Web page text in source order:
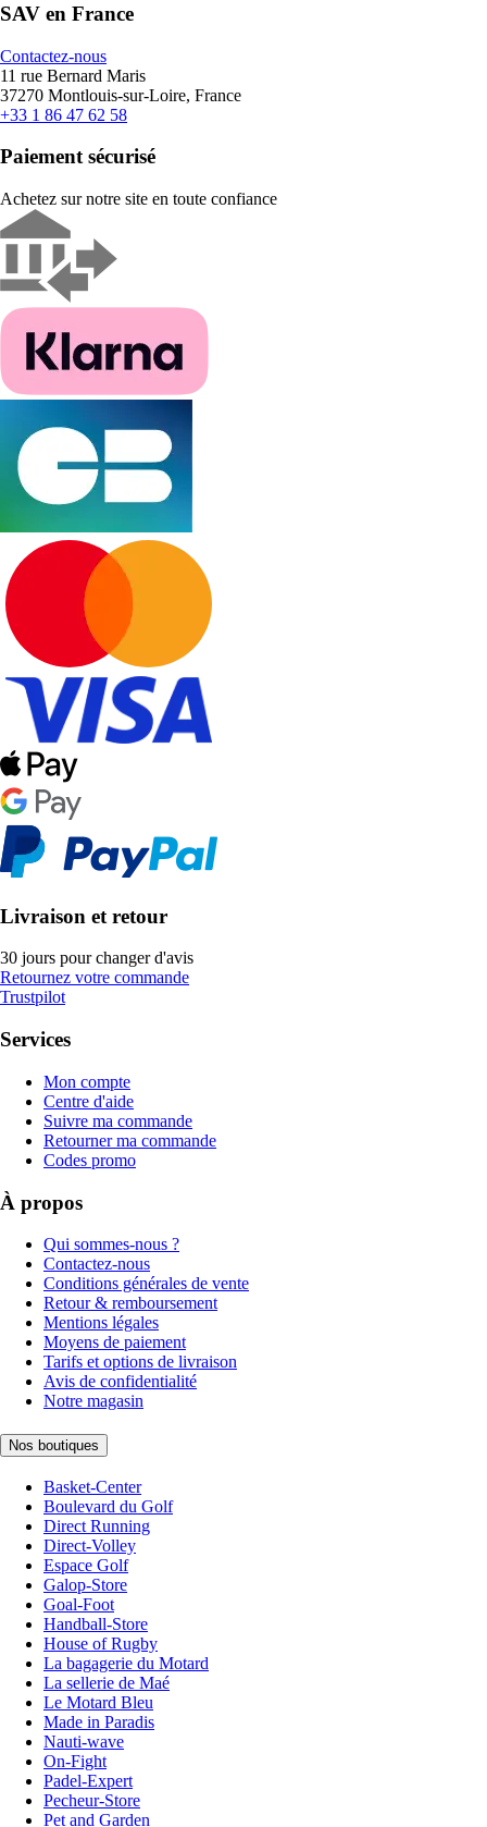
SAV en France
Contactez-nous
11 rue Bernard Maris
37270 Montlouis-sur-Loire, France
+33 1 86 47 62 58
Paiement sécurisé
Achetez sur notre site en toute confiance
Livraison et retour
30 jours pour changer d'avis
Retournez votre commande
Trustpilot
Services
Mon compte
Centre d'aide
Suivre ma commande
Retourner ma commande
Codes promo
À propos
Qui sommes-nous ?
Contactez-nous
Conditions générales de vente
Retour & remboursement
Mentions légales
Moyens de paiement
Tarifs et options de livraison
Avis de confidentialité
Notre magasin
Nos boutiques
Basket-Center
Boulevard du Golf
Direct Running
Direct-Volley
Espace Golf
Galop-Store
Goal-Foot
Handball-Store
House of Rugby
La bagagerie du Motard
La sellerie de Maé
Le Motard Bleu
Made in Paradis
Nauti-wave
On-Fight
Padel-Expert
Pecheur-Store
Pet and Garden